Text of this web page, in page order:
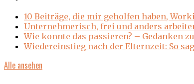
10 Beiträge, die mir geholfen haben,
Unternehmerisch, frei und anders
Wie konnte das passieren? – Gedanken
Wiedereinstieg nach der Elternzeit: So
Alle ansehen